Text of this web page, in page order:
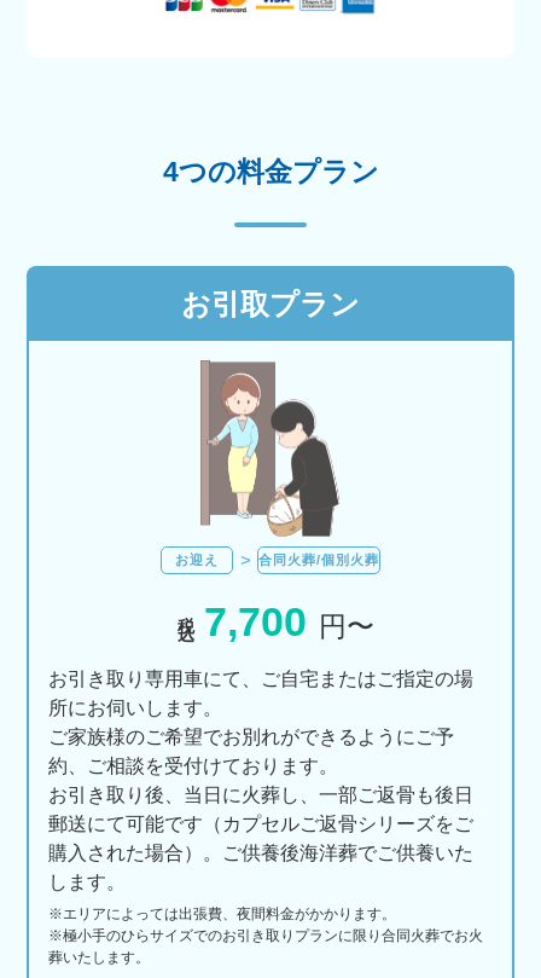
4つの料金プラン
お引取プラン
お迎え 合同火葬/個別火葬
7,700 円〜
お引き取り専用車にて、ご自宅またはご指定の場
所にお伺いします。
ご家族様のご希望でお別れができるようにご予
約、ご相談を受付けております。
お引き取り後、当日に火葬し、一部ご返骨も後日
郵送にて可能です（カプセルご返骨シリーズをご
購入された場合）。ご供養後海洋葬でご供養いた
します。
※エリアによっては出張費、夜間料金がかかります。
※極小手のひらサイズでのお引き取りプランに限り合同火葬でお火
葬いたします。